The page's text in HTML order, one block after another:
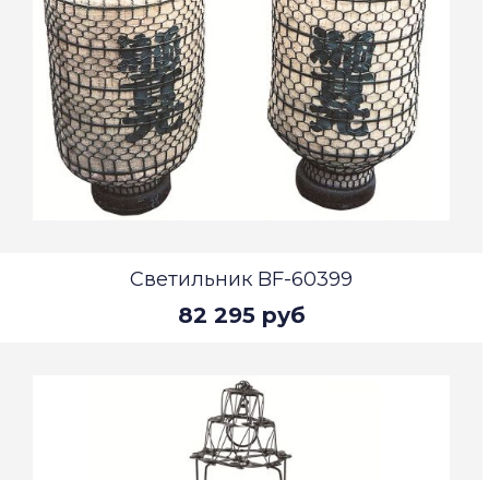
Светильник BF-60399
82 295 руб